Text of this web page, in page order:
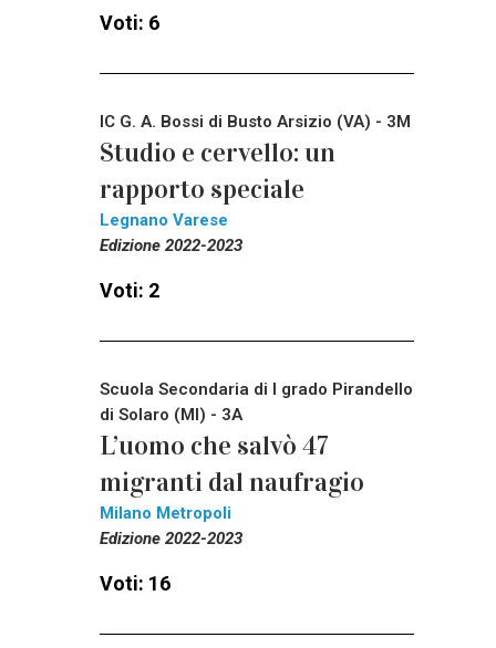
Voti: 6
IC G. A. Bossi di Busto Arsizio (VA) - 3M
Studio e cervello: un
rapporto speciale
Legnano Varese
Edizione 2022-2023
Voti: 2
Scuola Secondaria di I grado Pirandello
di Solaro (MI) - 3A
L’uomo che salvò 47
migranti dal naufragio
Milano Metropoli
Edizione 2022-2023
Voti: 16